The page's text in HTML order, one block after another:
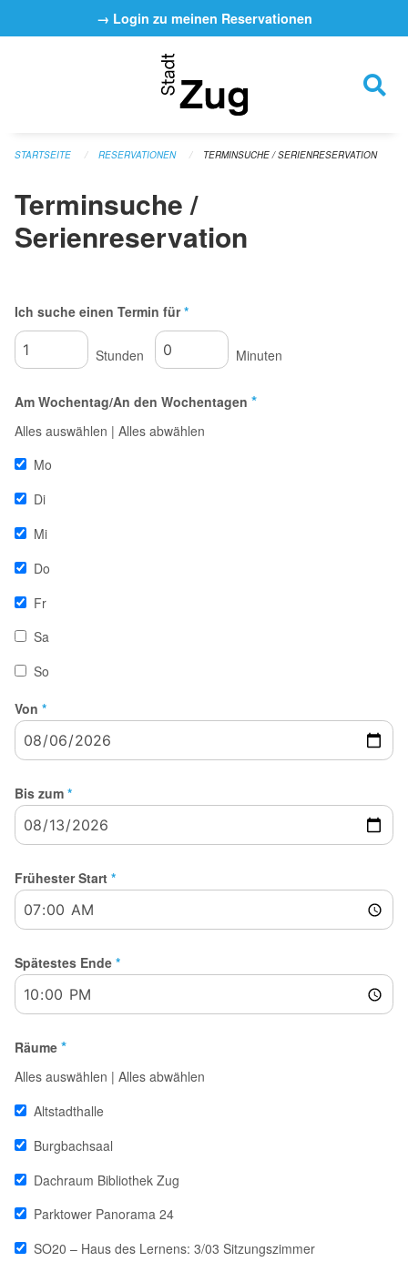
Navigation überspringen→ Login zu meinen Reservationen
STARTSEITE RESERVATIONEN TERMINSUCHE / SERIENRESERVATION
Terminsuche /
Serienreservation
Ich suche einen Termin für *
Stunden Minuten
Am Wochentag/An den Wochentagen *
Alles auswählen | Alles abwählen
Mo
Di
Mi
Do
Fr
Sa
So
Von *
Bis zum *
Frühester Start *
Spätestes Ende *
Räume *
Alles auswählen | Alles abwählen
Altstadthalle
Burgbachsaal
Dachraum Bibliothek Zug
Parktower Panorama 24
SO20 – Haus des Lernens: 3/03 Sitzungszimmer